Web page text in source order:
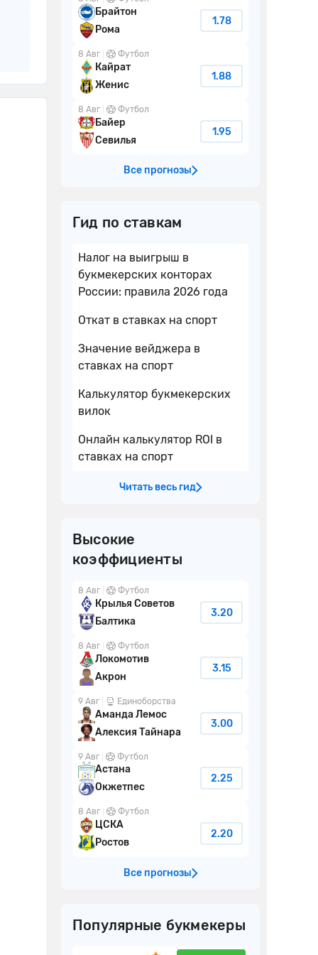
Брайтон
Рома
1.78
8 Авг Футбол
Кайрат
Женис
1.88
8 Авг Футбол
Байер
Севилья
1.95
Все прогнозы
Гид по ставкам
Налог на выигрыш в
букмекерских конторах
России: правила 2026 года
Откат в ставках на спорт
Значение вейджера в
ставках на спорт
Калькулятор букмекерских
вилок
Онлайн калькулятор ROI в
ставках на спорт
Читать весь гид
Высокие
коэффициенты
8 Авг Футбол
Крылья Советов
Балтика
3.20
8 Авг Футбол
Локомотив
Акрон
3.15
9 Авг Единоборства
Аманда Лемос
Алексия Тайнара
3.00
9 Авг Футбол
Астана
Окжетпес
2.25
8 Авг Футбол
ЦСКА
Ростов
2.20
Все прогнозы
Популярные букмекеры